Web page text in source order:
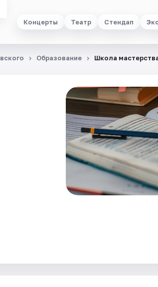
Концерты Театр Стендап
Образование Школа